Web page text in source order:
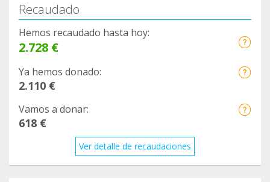
Recaudado
Hemos recaudado hasta hoy:
2.728 €
Ya hemos donado:
2.110 €
Vamos a donar:
618 €
Ver detalle de recaudaciones